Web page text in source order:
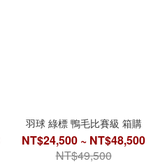
羽球 綠標 鴨毛比賽級 箱購
NT$24,500 ~ NT$48,500
NT$49,500